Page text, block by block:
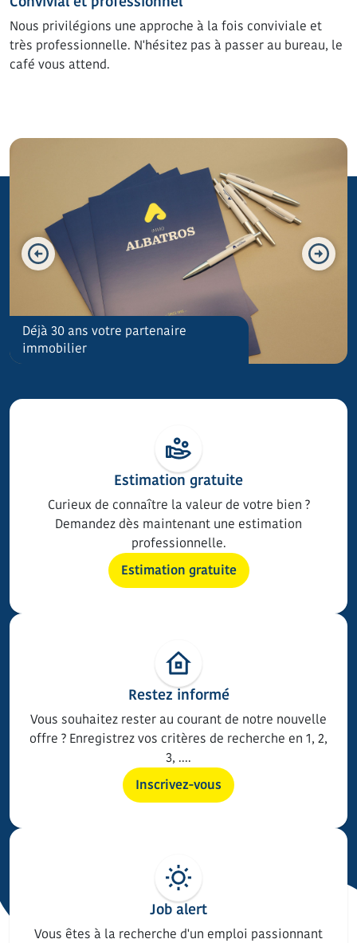
Nous privilégions une approche à la fois conviviale et
très professionnelle. N'hésitez pas à passer au bureau, le
café vous attend.
La Panne
Investir sur la côte belge.
Déjà 30 ans votre partenaire
immobilier
Estimation gratuite
Curieux de connaître la valeur de votre bien ?
Demandez dès maintenant une estimation
professionnelle.
Estimation gratuite
Restez informé
Vous souhaitez rester au courant de notre nouvelle
offre ? Enregistrez vos critères de recherche en 1, 2,
3, ....
Inscrivez-vous
Job alert
Vous êtes à la recherche d'un emploi passionnant